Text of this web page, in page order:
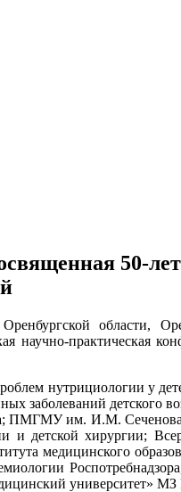
50-
области,
научно-практическая
нутрициологии у
заболеваний детского
ПМГМУ им. И.М.
хирургии;
медицинского
университет»